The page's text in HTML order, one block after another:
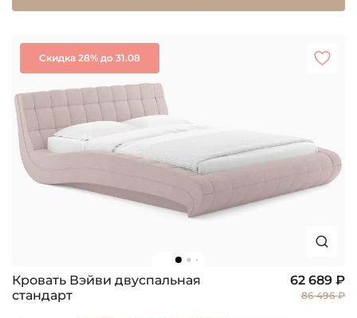
Скидка 28% до 31.08
Кровать Вэйви двуспальная
стандарт
62 689 ₽
86 496 ₽